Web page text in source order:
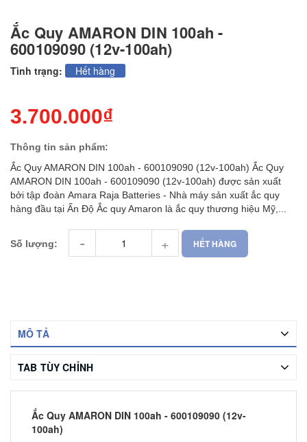
Ắc Quy AMARON DIN 100ah -
600109090 (12v-100ah)
Tình trạng: Hết hàng
3.700.000₫
Thông tin sản phẩm:
Ắc Quy AMARON DIN 100ah - 600109090 (12v-100ah) Ắc Quy
AMARON DIN 100ah - 600109090 (12v-100ah) được sản xuất
bởi tập đoàn Amara Raja Batteries - Nhà máy sản xuất ắc quy
hàng đầu tại Ấn Độ Ắc quy Amaron là ắc quy thương hiệu Mỹ,...
Số lượng: - + HẾT HÀNG
MÔ TẢ
TAB TÙY CHỈNH
Ắc Quy AMARON DIN 100ah - 600109090 (12v-
100ah)